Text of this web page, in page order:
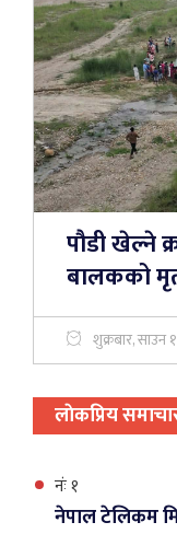
पौडी खेल्ने
बालकको
शुक्रबार, साउन
लाेकप्रिय
नंः १
नेपाल टेलिकम